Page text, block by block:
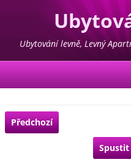
Ubytování levně, Levný
Šumavě
Předchozí
Spustit